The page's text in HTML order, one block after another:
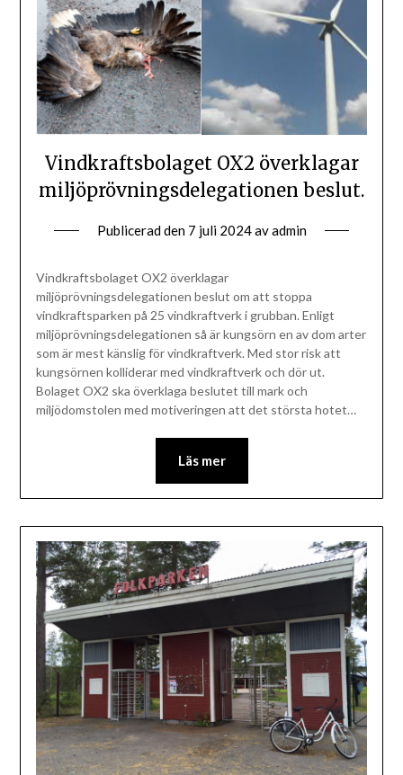
Vindkraftsbolaget OX2 överklagar
miljöprövningsdelegationen beslut.
Publicerad den 7 juli 2024avadmin
Vindkraftsbolaget OX2 överklagar
miljöprövningsdelegationen beslut om att stoppa
vindkraftsparken på 25 vindkraftverk i grubban. Enligt
miljöprövningsdelegationen så är kungsörn en av dom arter
som är mest känslig för vindkraftverk. Med stor risk att
kungsörnen kolliderar med vindkraftverk och dör ut.
Bolaget OX2 ska överklaga beslutet till mark och
miljödomstolen med motiveringen att det största hotet…
Läs mer